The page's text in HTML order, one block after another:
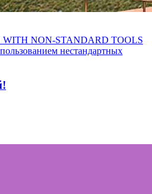
WITH NON-STANDARD TOOLS
нестандартных